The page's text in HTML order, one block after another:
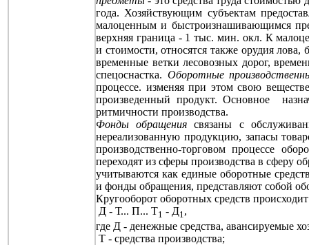
года. Хозяйствующим субъектам
малоценным и быстроизнашивающимся
верхняя граница - 1 тыс. мин. окл. К
и стоимости, относятся также орудия
временные ветки лесовозных дорог,
спецоснастка. Оборотные
процессе. изменяя при этом свою
произведенный продукт. Основное
ритмичности производства.
Фонды обращения связаны с
нереализованную продукцию, запасы
производственно-торговом процессе
переходят из сферы производства в сферу
учитываются как единые оборотные
и фонды обращения, представляют собой
Кругооборот оборотных средств
Д - Т... П... Т1 - Д1,
где Д - денежные средства, авансируемые
Т - средства производства;